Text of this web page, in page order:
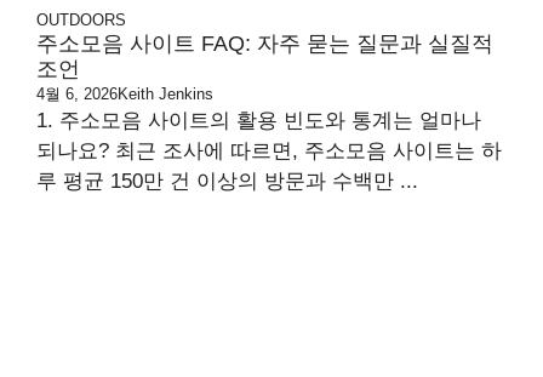
OUTDOORS
주소모음 사이트 FAQ: 자주 묻는 질문과 실질적
조언
4월 6, 2026Keith Jenkins
1. 주소모음 사이트의 활용 빈도와 통계는 얼마나
되나요? 최근 조사에 따르면, 주소모음 사이트는 하
루 평균 150만 건 이상의 방문과 수백만 ...